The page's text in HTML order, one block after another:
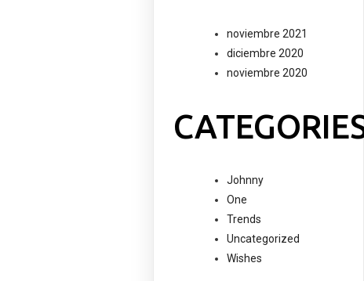
noviembre 2021
diciembre 2020
noviembre 2020
Johnny
One
Trends
Uncategorized
Wishes